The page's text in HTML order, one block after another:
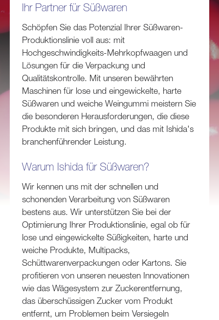
Ihr Partner für Süßwaren
Schöpfen Sie das Potenzial Ihrer Süßwaren-
Produktionslinie voll aus: mit
Hochgeschwindigkeits-Mehrkopfwaagen und
Lösungen für die Verpackung und
Qualitätskontrolle. Mit unseren bewährten
Maschinen für lose und eingewickelte, harte
Süßwaren und weiche Weingummi meistern Sie
die besonderen Herausforderungen, die diese
Produkte mit sich bringen, und das mit Ishida's
branchenführender Leistung.
Warum Ishida für Süßwaren?
Wir kennen uns mit der schnellen und
schonenden Verarbeitung von Süßwaren
bestens aus. Wir unterstützen Sie bei der
Optimierung Ihrer Produktionslinie, egal ob für
lose und eingewickelte Süßigkeiten, harte und
weiche Produkte, Multipacks,
Schüttwarenverpackungen oder Kartons. Sie
profitieren von unseren neuesten Innovationen
wie das Wägesystem zur Zuckerentfernung,
das überschüssigen Zucker vom Produkt
entfernt, um Problemen beim Versiegeln